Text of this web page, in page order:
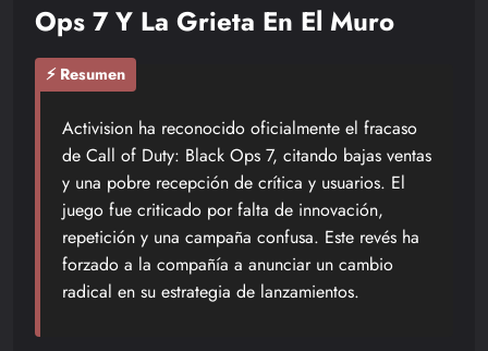
Ops 7 Y La Grieta En El Muro
⚡ Resumen
Activision ha reconocido oficialmente el fracaso
de Call of Duty: Black Ops 7, citando bajas ventas
y una pobre recepción de crítica y usuarios. El
juego fue criticado por falta de innovación,
repetición y una campaña confusa. Este revés ha
forzado a la compañía a anunciar un cambio
radical en su estrategia de lanzamientos.